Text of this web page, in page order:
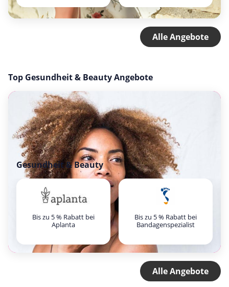
Alle Angebote
Top Gesundheit & Beauty Angebote
Gesundheit & Beauty
Bis zu 5 % Rabatt bei
Aplanta
Bis zu 5 % Rabatt bei
Bandagenspezialist
Alle Angebote